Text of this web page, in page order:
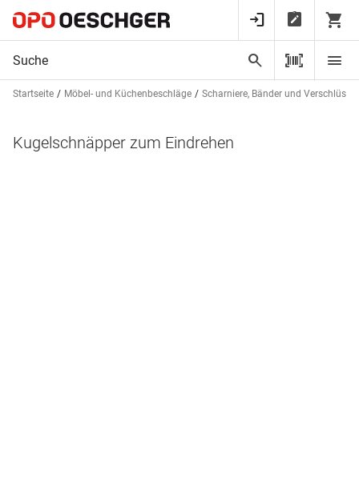
Startseite Möbel- und Küchenbeschläge Scharniere, Bänder und Verschlüsse
Kugelschnäpper zum Eindrehen